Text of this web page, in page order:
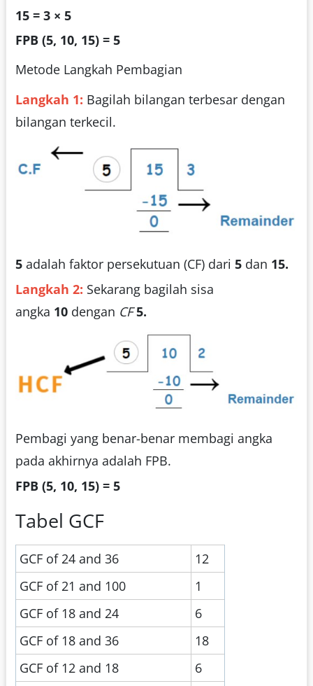
15 = 3 × 5
FPB (5, 10, 15) = 5
Metode Langkah Pembagian
Langkah 1: Bagilah bilangan terbesar dengan
bilangan terkecil.
5 adalah faktor persekutuan (CF) dari 5 dan 15.
Langkah 2: Sekarang bagilah sisa
angka 10 dengan CF5.
Pembagi yang benar-benar membagi angka
pada akhirnya adalah FPB.
FPB (5, 10, 15) = 5
Tabel GCF
GCF of 24 and 36
12
GCF of 21 and 100
1
GCF of 18 and 24
6
GCF of 18 and 36
18
GCF of 12 and 18
6